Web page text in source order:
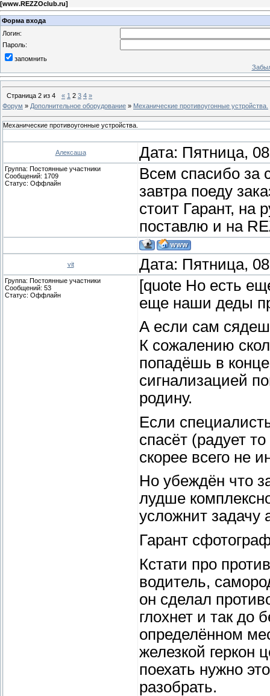
[www.REZZOclub.ru]
Форма входа
Логин:
Пароль:
запомнить
Страница 2 из 4 « 1 2 3 4 »
Форум » Дополнительное оборудование » Механические противоугонные устройства.
Механические противоугонные устройства.
Алексаша Дата: Пятница,
Группа: Постоянные участники
Сообщений: 1709
Статус: Оффлайн
Всем спасибо за
завтра поеду
стоит Гарант, на
поставлю и на
vit Дата: Пятница,
Группа: Постоянные участники
Сообщений: 53
Статус: Оффлайн
[quote Но есть
еще наши деды
А если сам
К сожалению
попадёшь в
сигнализацией
родину.
Если
спасёт (радует
скорее всего не
Но убеждён что
лудше
усложнит задачу
Гарант
Кстати про
водитель,
он сделал
глохнет и так до
определённом
железкой геркон
поехать нужно
разобрать.